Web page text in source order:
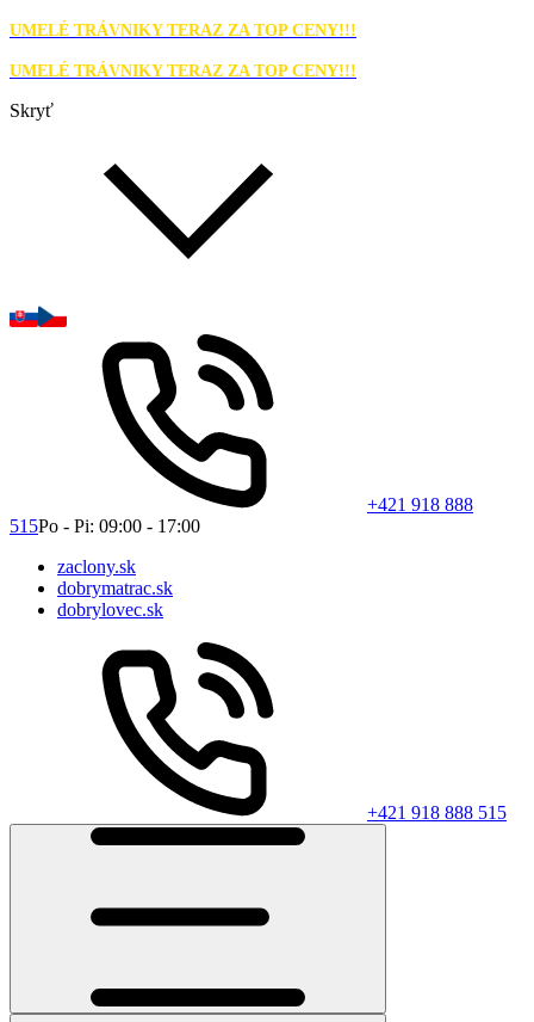
UMELÉ TRÁVNIKY TERAZ ZA TOP CENY!!!
UMELÉ TRÁVNIKY TERAZ ZA TOP CENY!!!
Skryť
+421 918 888
515Po - Pi: 09:00 - 17:00
zaclony.sk
dobrymatrac.sk
dobrylovec.sk
+421 918 888 515